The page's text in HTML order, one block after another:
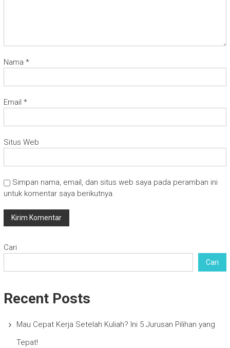
Nama *
Email *
Situs Web
Simpan nama, email, dan situs web saya pada peramban ini
untuk komentar saya berikutnya.
Cari
Cari
Recent Posts
Mau Cepat Kerja Setelah Kuliah? Ini 5 Jurusan Pilihan yang
Tepat!